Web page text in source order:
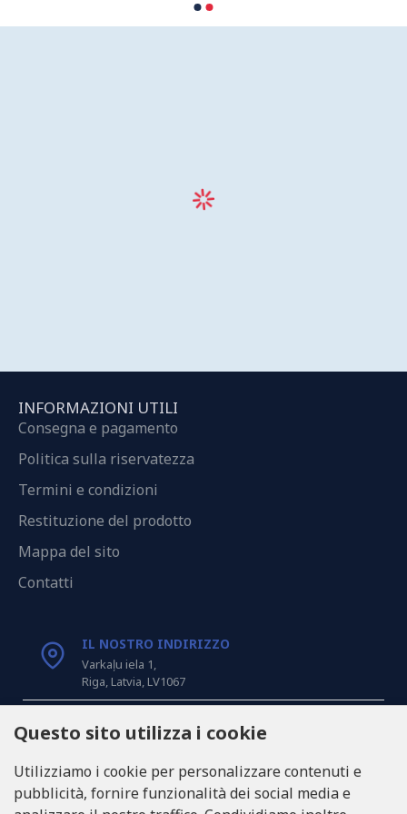
INFORMAZIONI UTILI
Consegna e pagamento
Politica sulla riservatezza
Termini e condizioni
Restituzione del prodotto
Mappa del sito
Contatti
IL NOSTRO INDIRIZZO
Varkaļu iela 1,
Riga, Latvia, LV1067
CHIAMACI
INFO@LUKONS.COM
Questo sito utilizza i cookie
Utilizziamo i cookie per personalizzare contenuti e
pubblicità, fornire funzionalità dei social media e